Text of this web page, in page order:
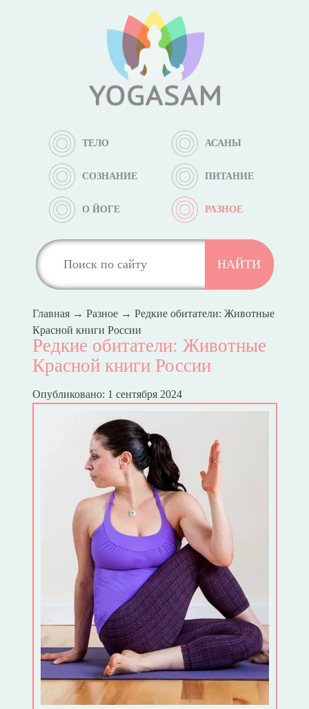
ТЕЛО АСАНЫ
СОЗНАНИЕ ПИТАНИЕ
О ЙОГЕ РАЗНОЕ
Главная→ Разное→ Редкие обитатели: Животные
Красной книги России
Редкие обитатели: Животные
Красной книги России
Опубликовано: 1 сентября 2024